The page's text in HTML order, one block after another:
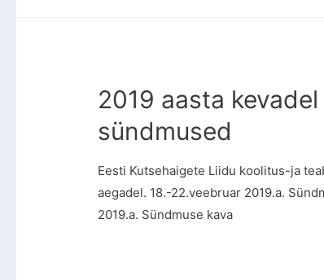
2019 aasta
sündmused
Eesti Kutsehaigete Liidu koolitus-ja
aegadel. 18.-22.veebruar 2019.a.
2019.a. Sündmuse kava